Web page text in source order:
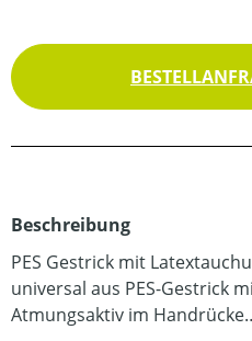
Beschreibung
PES Gestrick mit
universal aus PES-Gestrick
Atmungsaktiv im